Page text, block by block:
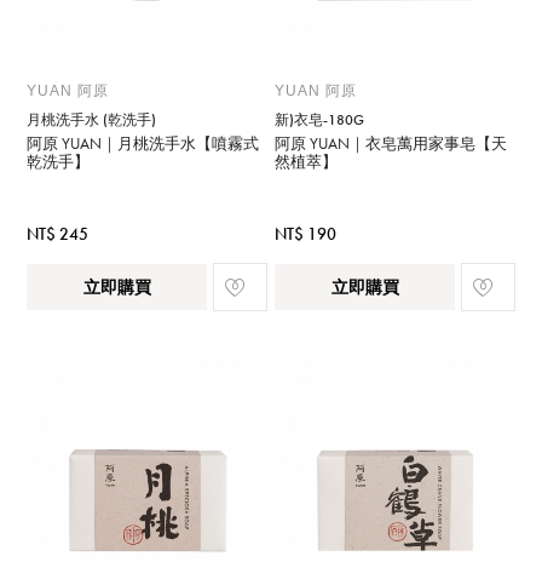
YUAN 阿原
月桃洗手水 (乾洗手)
阿原 YUAN｜月桃洗手水【噴霧式
乾洗手】
NT$ 245
立即購買
YUAN 阿原
新)衣皂-180G
阿原 YUAN｜衣皂萬用家事皂【天
然植萃】
NT$ 190
立即購買